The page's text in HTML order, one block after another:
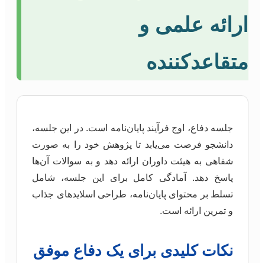
ارائه علمی و
متقاعدکننده
جلسه دفاع، اوج فرآیند پایان‌نامه است. در این جلسه،
دانشجو فرصت می‌یابد تا پژوهش خود را به صورت
شفاهی به هیئت داوران ارائه دهد و به سوالات آن‌ها
پاسخ دهد. آمادگی کامل برای این جلسه، شامل
تسلط بر محتوای پایان‌نامه، طراحی اسلایدهای جذاب
و تمرین ارائه است.
نکات کلیدی برای یک دفاع موفق